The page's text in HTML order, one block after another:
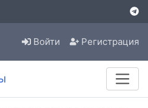
Войти Регистрация